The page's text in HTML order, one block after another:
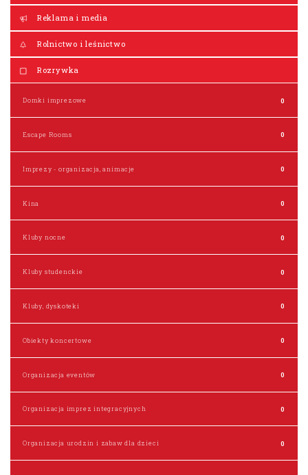
Reklama i media
Rolnictwo i leśnictwo
Rozrywka
Domki imprezowe 0
Escape Rooms 0
Imprezy - organizacja, animacje 0
Kina 0
Kluby nocne 0
Kluby studenckie 0
Kluby, dyskoteki 0
Obiekty koncertowe 0
Organizacja eventów 0
Organizacja imprez integracyjnych 0
Organizacja urodzin i zabaw dla dzieci 0